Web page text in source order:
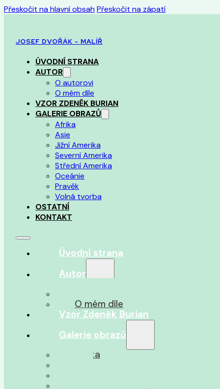
Přeskočit na hlavní obsahPřeskočit na zápatí
JOSEF DVOŘÁK - MALÍŘ
ÚVODNÍ STRANA
AUTOR
O autorovi
O mém díle
VZOR ZDENĚK BURIAN
GALERIE OBRAZŮ
Afrika
Asie
Jižní Amerika
Severní Amerika
Střední Amerika
Oceánie
Pravěk
Volná tvorba
OSTATNÍ
KONTAKT
Úvodní strana
Autor
O mém díle
Vzor Zdeněk Burian
Galerie obrazů
Afrika